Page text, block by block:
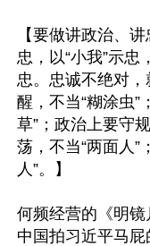
【要做讲政治、
忠，以“小我”示忠
忠。忠诚不绝对
醒，不当“糊涂虫”
草”；政治上要守
荡，不当“两面人”
人”。】
何频经营的《明
中国拍习近平马